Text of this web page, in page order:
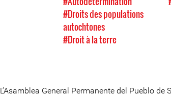
#Droits des populations
autochtones
#Droit à la terre
L’Asamblea General Permanente del Pueblo de